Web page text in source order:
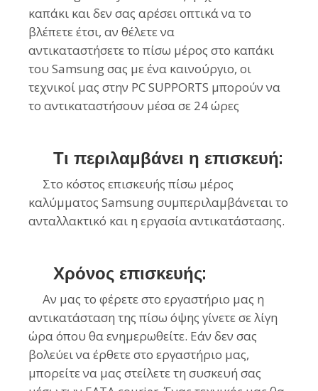
καπάκι και δεν σας αρέσει οπτικά να το
βλέπετε έτσι, αν θέλετε να
αντικαταστήσετετo πίσω μέρος στο καπάκι
του Samsungσας με ένα καινούργιο, οι
τεχνικοί μας στην PC SUPPORTS μπορούν να
το αντικαταστήσουν μέσα σε 24 ώρες
Τι περιλαμβάνει η επισκευή:
Στο κόστος επισκευής πίσω μέρος
καλύμματος Samsung συμπεριλαμβάνεται το
ανταλλακτικό και η εργασία αντικατάστασης.
Χρόνος επισκευής:
Αν μας το φέρετε στο εργαστήριο μας η
αντικατάσταση της πίσω όψης γίνετε σε λίγη
ώρα όπου θα ενημερωθείτε. Εάν δεν σας
βολεύει να έρθετε στο εργαστήριο μας,
μπορείτε να μας στείλετε τη συσκευή σας